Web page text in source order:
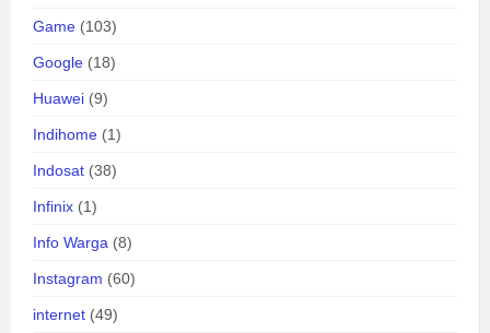
Game (103)
Google (18)
Huawei (9)
Indihome (1)
Indosat (38)
Infinix (1)
Info Warga (8)
Instagram (60)
internet (49)